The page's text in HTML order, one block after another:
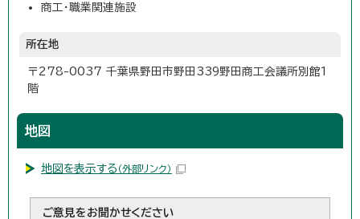
商工・職業関連施設
所在地
〒278-0037 千葉県野田市野田339野田商工会議所別館1
階
地図
地図を表示する （外部リンク）
ご意見をお聞かせください